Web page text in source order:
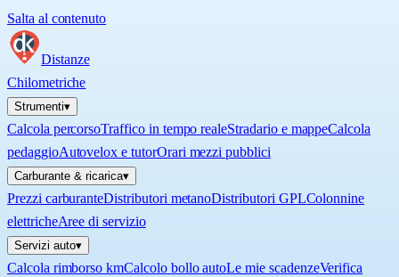
Salta al contenuto
Distanze
Chilometriche
Strumenti▾
Calcola percorsoTraffico in tempo realeStradario e mappeCalcola
pedaggioAutovelox e tutorOrari mezzi pubblici
Carburante & ricarica▾
Prezzi carburanteDistributori metanoDistributori GPLColonnine
elettricheAree di servizio
Servizi auto▾
Calcola rimborso kmCalcolo bollo autoLe mie scadenzeVerifica